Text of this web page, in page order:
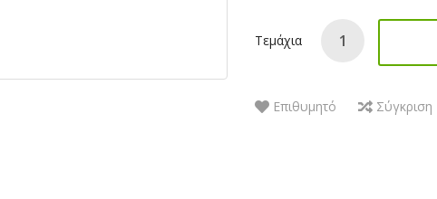
Τεμάχια
Επιθυμητό Σύγκριση